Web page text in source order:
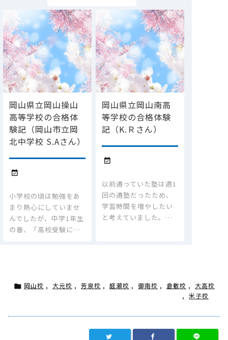
岡山県立岡山操山
高等学校の合格体
験記（岡山市立岡
北中学校 S.Aさん）

小学校の頃は勉強をあ
まり熱心にしていませ
んでしたが、中学1年生
の春、「高校受験に…
岡山県立岡山南高
等学校の合格体験
記（K.Ｒさん）

以前通っていた塾は週1
回の通塾だったため、
学習時間を増やしたい
と考えていました。…
 岡山校 , 大元校 , 芳泉校 , 庭瀬校 , 御南校 , 倉敷校 ,
大高校
, 米子校